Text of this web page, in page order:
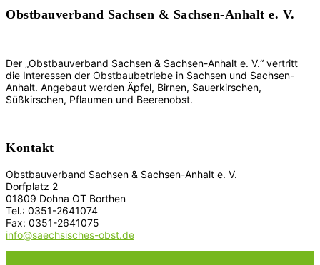
Obstbauverband Sachsen & Sachsen-Anhalt e. V.
Der „Obstbauverband Sachsen & Sachsen-Anhalt e. V.“ vertritt
die Interessen der Obstbaubetriebe in Sachsen und Sachsen-
Anhalt. Angebaut werden Äpfel, Birnen, Sauerkirschen,
Süßkirschen, Pflaumen und Beerenobst.
Kontakt
Obstbauverband Sachsen & Sachsen-Anhalt e. V.
Dorfplatz 2
01809 Dohna OT Borthen
Tel.: 0351-2641074
Fax: 0351-2641075
info@saechsisches-obst.de